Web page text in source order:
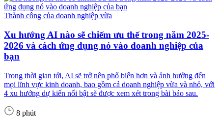
Thành công của doanh nghiệp vừa
Xu hướng AI nào sẽ chiếm ưu thế trong năm 2025-
2026 và cách ứng dụng nó vào doanh nghiệp của
bạn
Trong thời gian tới, AI sẽ trở nên phổ biến hơn và ảnh hưởng đến
mọi lĩnh vực kinh doanh, bao gồm cả doanh nghiệp vừa và nhỏ, với
4 xu hướng dự kiến nổi bật sẽ được xem xét trong bài báo sau.
8 phút